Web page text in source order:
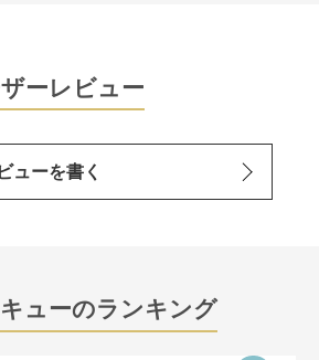
ーレビュー
ューを書く
ューのランキング